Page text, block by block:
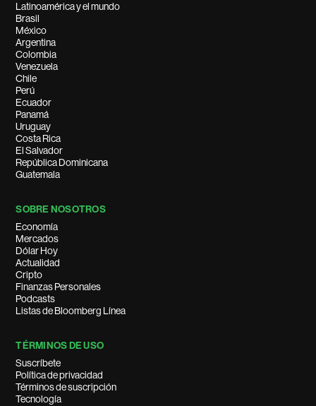
Latinoamérica y el mundo
Brasil
México
Argentina
Colombia
Venezuela
Chile
Perú
Ecuador
Panamá
Uruguay
Costa Rica
El Salvador
República Dominicana
Guatemala
SOBRE NOSOTROS
Economía
Mercados
Dólar Hoy
Actualidad
Cripto
Finanzas Personales
Podcasts
Listas de Bloomberg Línea
TÉRMINOS DE USO
Suscríbete
Política de privacidad
Términos de suscripción
Tecnología